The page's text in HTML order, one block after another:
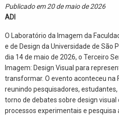
Publicado em 20 de maio de 2026
ADI
O Laboratório da Imagem da
e de Design da Universidade de São
dia 14 de maio de 2026, o Terceiro
Imagem: Design Visual para
transformar. O evento aconteceu na
reunindo pesquisadores,
torno de debates sobre design
processos experimentais e pesquisa